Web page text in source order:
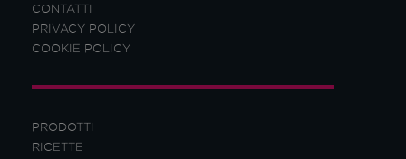
PRODOTTI
RICETTE
CONTATTI
PRIVACY POLICY
COOKIE POLICY